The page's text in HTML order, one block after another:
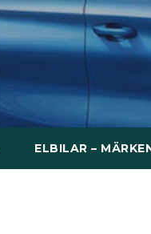
ELBILAR –